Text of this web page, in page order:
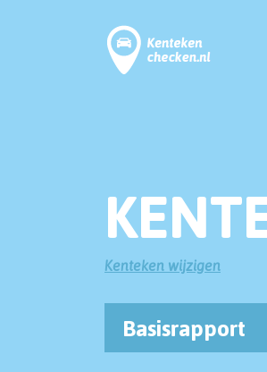
Kenteken wijzigen
Basisrapport